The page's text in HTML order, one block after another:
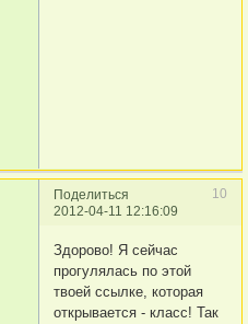
Поделиться
10
2012-04-11 12:16:09
Здорово! Я сейчас
прогулялась по этой
твоей ссылке, которая
открывается - класс! Так